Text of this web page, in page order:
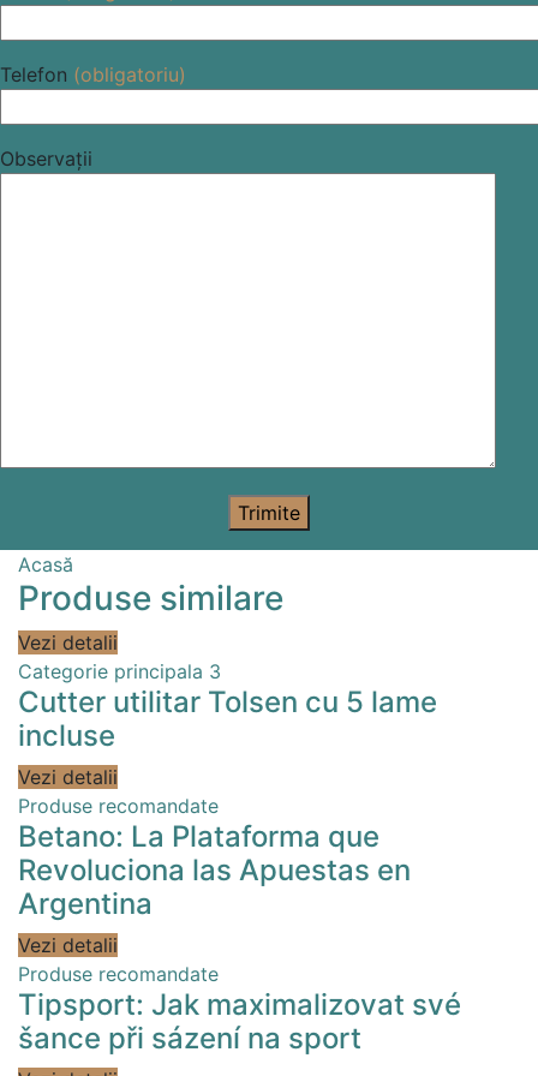
Telefon (obligatoriu)
Observații
Trimite
Acasă
Produse similare
Vezi detalii
Categorie principala 3
Cutter utilitar Tolsen cu 5 lame
incluse
Vezi detalii
Produse recomandate
Betano: La Plataforma que
Revoluciona las Apuestas en
Argentina
Vezi detalii
Produse recomandate
Tipsport: Jak maximalizovat své
šance při sázení na sport